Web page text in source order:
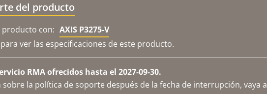
del producto
producto con: AXIS P3275-V
ver las especificaciones de este producto.
RMA ofrecidos hasta el 2027-09-30.
la política de soporte después de la fecha de interrupción, vaya a